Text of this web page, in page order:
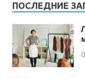
ПОСЛЕДНИЕ